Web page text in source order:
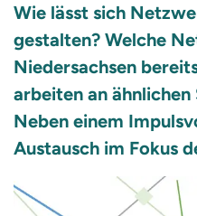
Wie lässt sich
gestalten? Welche
Niedersachsen
arbeiten an
Neben einem
Austausch im Fokus